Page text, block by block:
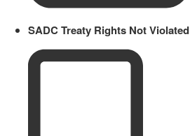
SADC Treaty Rights Not Violated